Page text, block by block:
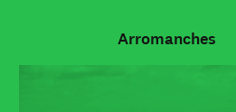
Arromanches